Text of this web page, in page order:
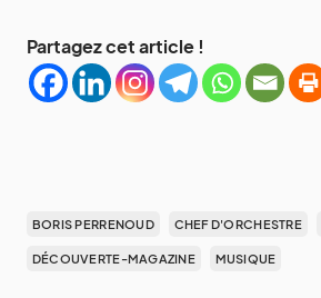
Partagez cet article !
BORIS PERRENOUD CHEF D'ORCHESTRE
DÉCOUVERTE-MAGAZINE MUSIQUE